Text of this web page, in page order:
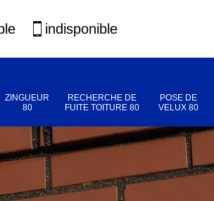
indisponible
ZINGUEUR
80
RECHERCHE DE
FUITE TOITURE 80
POSE DE
VELUX 80